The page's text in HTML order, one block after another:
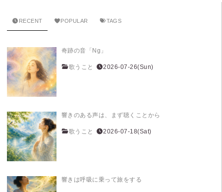
RECENT POPULAR TAGS
奇跡の音「Ng」
歌うこと 2026-07-26(Sun)
響きのある声は、まず聴くことから
歌うこと 2026-07-18(Sat)
響きは呼吸に乗って旅をする